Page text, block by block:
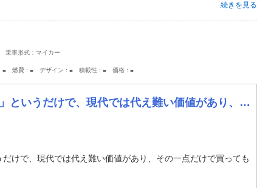
続きを見る
乗車形式：マイカー
- 燃費 - デザイン - 積載性 - 価格 -
現代では代え難い価値があり、その一点だけで買っても後悔は無いです。
だけで、現代では代え難い価値があり、その一点だけで買っても